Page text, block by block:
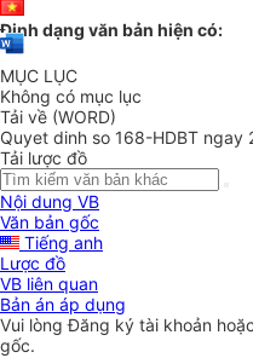
Định dạng văn bản hiện có:
MỤC LỤC
Không có mục lục
Tải về (WORD)
Quyet dinh so 168-HDBT
Tải lược đồ
Nội dung VB
Văn bản gốc
Tiếng anh
Lược đồ
VB liên quan
Bản án áp dụng
Vui lòngĐăng ký tài khoản hoặc
gốc.